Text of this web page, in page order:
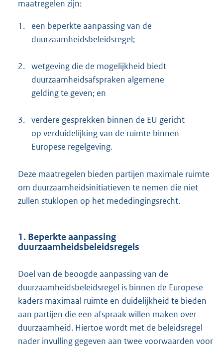
maatregelen zijn:
1.
een beperkte aanpassing van de
duurzaamheidsbeleidsregel;
2. wetgeving die de mogelijkheid biedt
duurzaamheidsafspraken algemene
gelding te geven; en
3. verdere gesprekken binnen de EU gericht
op verduidelijking van de ruimte binnen
Europese regelgeving.
Deze maatregelen bieden partijen maximale ruimte
om duurzaamheidsinitiatieven te nemen die niet
zullen stuklopen op het mededingingsrecht.
1. Beperkte aanpassing
duurzaamheidsbeleidsregels
Doel van de beoogde aanpassing van de
duurzaamheidsbeleidsregel is binnen de Europese
kaders maximaal ruimte en duidelijkheid te bieden
aan partijen die een afspraak willen maken over
duurzaamheid. Hiertoe wordt met de beleidsregel
nader invulling gegeven aan twee voorwaarden voor